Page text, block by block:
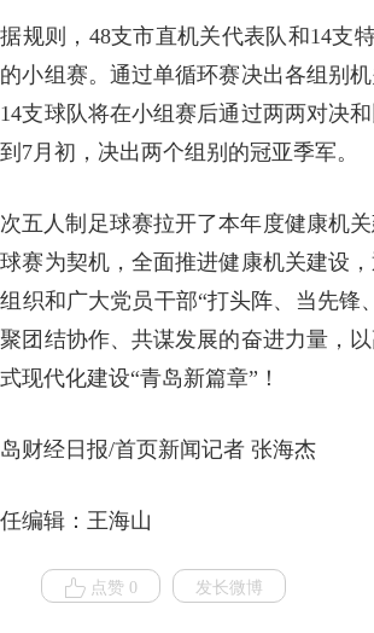
规则，48支市直机关代表队和14支
小组赛。通过单循环赛决出各组别
支球队将在小组赛后通过两两对决
7月初，决出两个组别的冠亚季军。
五人制足球赛拉开了本年度健康机
赛为契机，全面推进健康机关建设
织和广大党员干部“打头阵、当先
团结协作、共谋发展的奋进力量，
现代化建设“青岛新篇章”！
财经日报/首页新闻记者 张海杰
编辑：王海山
点赞 0 发长微博